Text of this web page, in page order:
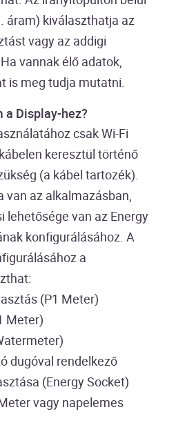
áram) kiválaszthatja az
vagy az addigi
vannak élő adatok,
is meg tudja mutatni.
a Display-hez?
csak Wi-Fi
keresztül történő
(a kábel tartozék).
az alkalmazásban,
lehetősége van az Energy
konfigurálásához. A
a
(P1 Meter)
Meter)
dugóval rendelkező
(Energy Socket)
vagy napelemes